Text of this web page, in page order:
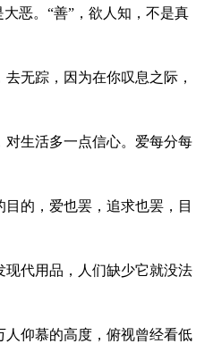
恶。“善”，欲人知，不是真
无踪，因为在你叹息之际，
对生活多一点信心。爱每分每
的，爱也罢，追求也罢，目
现代用品，人们缺少它就没法
人仰慕的高度，俯视曾经看低